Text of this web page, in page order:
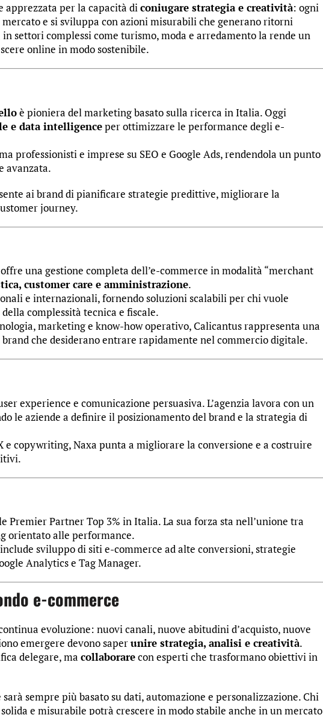
per la capacità diconiugare strategia e creatività: ogni
e si sviluppa con azioni misurabili che generano ritorni
settori complessi come turismo, moda e arredamento la rende un
online in modo sostenibile.
è pioniera del marketing basato sulla ricerca in Italia. Oggi
e data intelligenceper ottimizzare le performance degli e-
professionisti e imprese su SEO e Google Ads, rendendola un punto
avanzata.
ai brand di pianificare strategie predittive, migliorare la
journey.
offre una gestione completa dell’e-commerce in modalità “merchant
customer care e amministrazione.
e internazionali, fornendo soluzioni scalabili per chi vuole
complessità tecnica e fiscale.
marketing e know-how operativo, Calicantus rappresenta una
che desiderano entrare rapidamente nel commercio digitale.
experience e comunicazione persuasiva. L’agenzia lavora con un
le aziende a definire il posizionamento del brand e la strategia di
e copywriting, Naxa punta a migliorare la conversione e a costruire
Premier Partner Top 3% in Italia. La sua forza sta nell’unione tra
orientato alle performance.
sviluppo di siti e-commerce ad alte conversioni, strategie
Analytics e Tag Manager.
e-commerce
evoluzione: nuovi canali, nuove abitudini d’acquisto, nuove
emergere devono saperunire strategia, analisi e creatività.
delegare, ma collaborarecon esperti che trasformano obiettivi in
sempre più basato su dati, automazione e personalizzazione. Chi
e misurabile potrà crescere in modo stabile anche in un mercato